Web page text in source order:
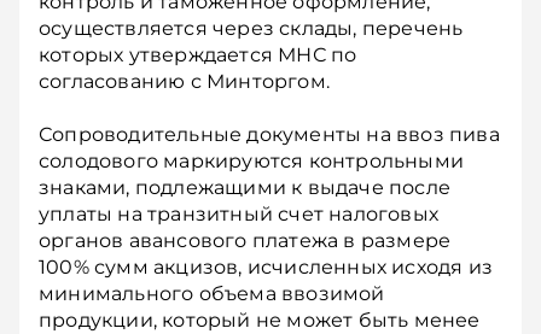
осуществляется через склады, перечень
которых утверждается МНС по
согласованию с Минторгом.
Сопроводительные документы на ввоз пива
солодового маркируются контрольными
знаками, подлежащими к выдаче после
уплаты на транзитный счет налоговых
органов авансового платежа в размере
100% сумм акцизов, исчисленных исходя из
минимального объема ввозимой
продукции, который не может быть менее